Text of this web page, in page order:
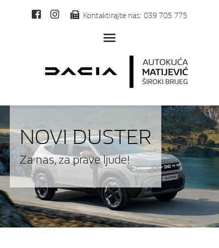
Kontaktirajte nas: 039 705 775
NOVI DUSTER
Za nas, za prave ljude!